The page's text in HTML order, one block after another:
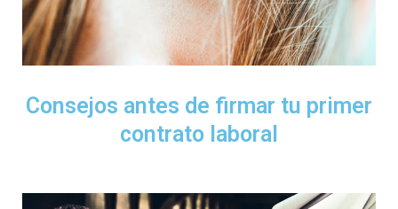
Consejos antes de firmar tu primer
contrato laboral